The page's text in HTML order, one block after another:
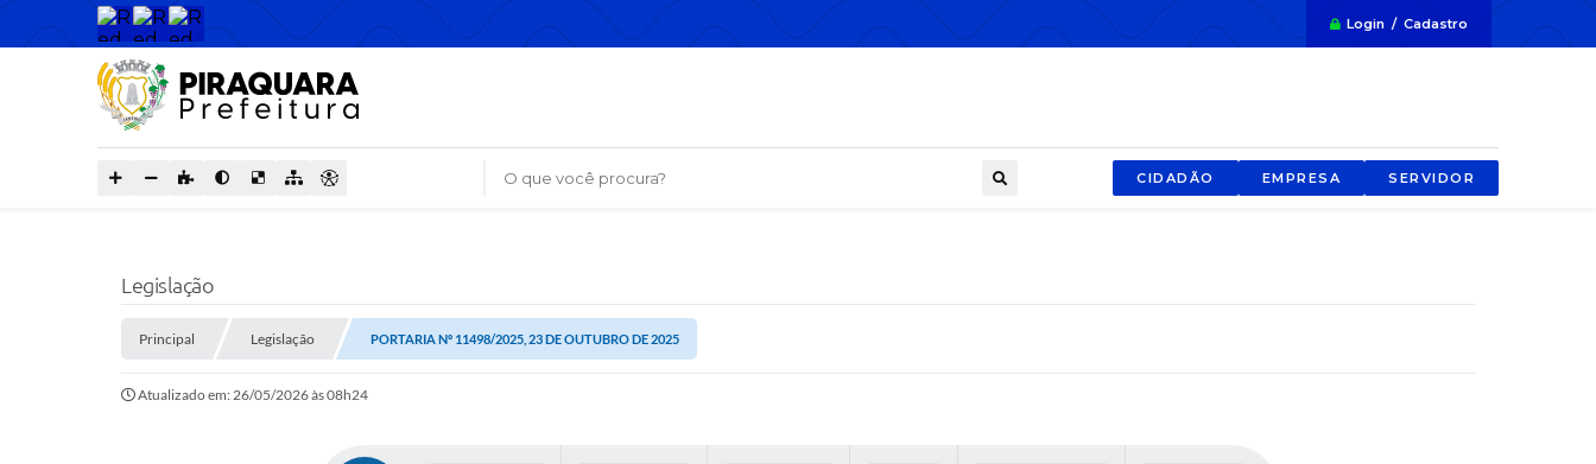
Login / Cadastro
O que você procura? CIDADÃO EMPRESA SERVIDOR
Legislação
Principal Legislação PORTARIA Nº 11498/2025, 23 DE OUTUBRO DE 2025
Atualizado em: 26/05/2026 às 08h24